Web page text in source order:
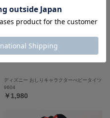
ディズニー おしりキャラクターべビータイツ
9604
￥1,980